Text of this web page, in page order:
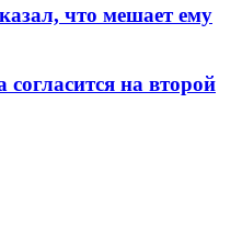
что мешает ему
согласится на второй